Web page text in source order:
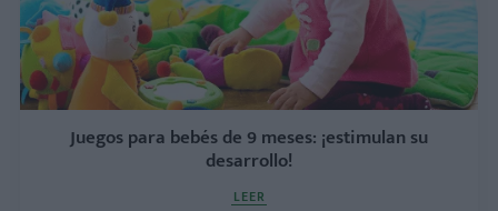
Juegos para bebés de 9 meses: ¡estimulan su
desarrollo!
LEER